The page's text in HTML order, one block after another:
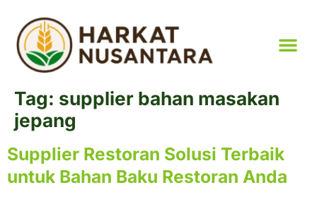
Tag: supplier bahan masakan
jepang
Supplier Restoran Solusi Terbaik
untuk Bahan Baku Restoran Anda